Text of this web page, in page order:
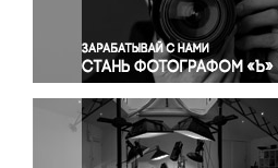
Правосудие
Происшествия и конфликты
Религия
Светская жизнь
Спорт
Экология